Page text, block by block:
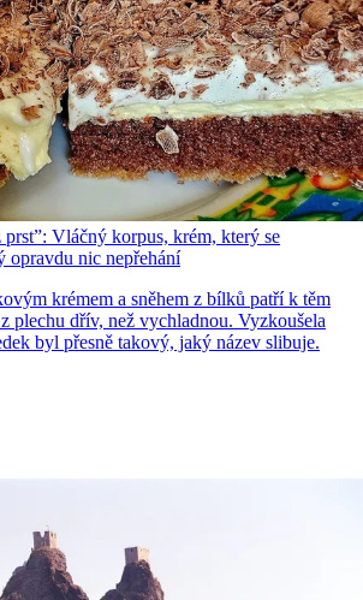
prst”: Vláčný korpus, krém, který se
opravdu nic nepřehání
krémem a sněhem z bílků patří k těm
plechu dřív, než vychladnou. Vyzkoušela
byl přesně takový, jaký název slibuje.